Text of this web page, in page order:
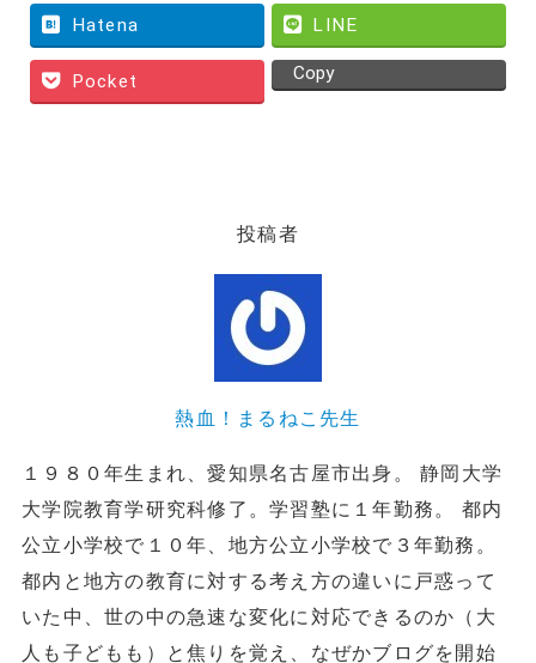
Hatena LINE
Pocket Copy
投稿者
熱血！まるねこ先生
１９８０年生まれ、愛知県名古屋市出身。 静岡大学
大学院教育学研究科修了。学習塾に１年勤務。 都内
公立小学校で１０年、地方公立小学校で３年勤務。
都内と地方の教育に対する考え方の違いに戸惑って
いた中、世の中の急速な変化に対応できるのか（大
人も子どもも）と焦りを覚え、なぜかブログを開始